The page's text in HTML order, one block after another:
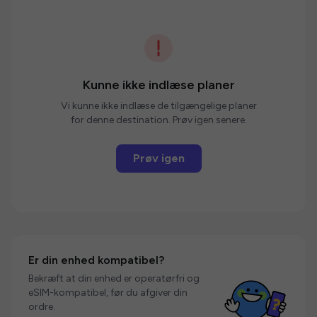
Kunne ikke indlæse planer
Vi kunne ikke indlæse de tilgængelige planer
for denne destination. Prøv igen senere.
Prøv igen
Er din enhed kompatibel?
Bekræft at din enhed er operatørfri og
eSIM-kompatibel, før du afgiver din
ordre.